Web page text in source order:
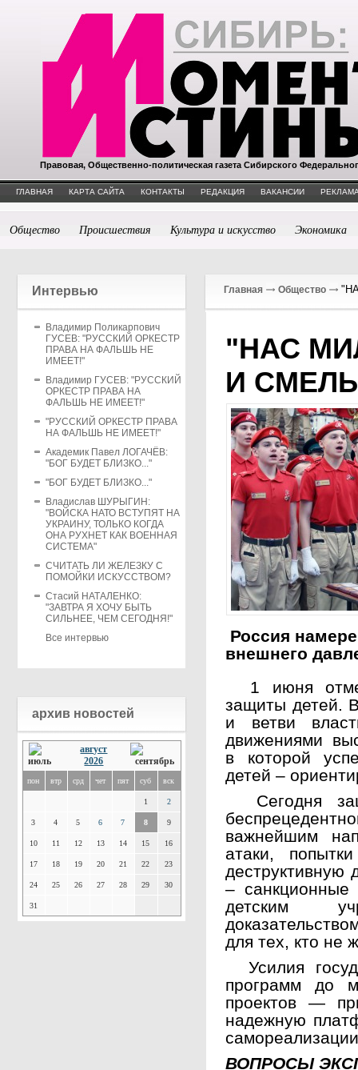
Правовая, Общественно-политическая газета Сибирского
ГЛАВНАЯ КАРТА САЙТА КОНТАКТЫ РЕДАКЦИЯ ВАКАНСИИ
Общество Происшествия Культура и искусство Экономика
Интервью
Владимир Поликарпович
ГУСЕВ: "РУССКИЙ ОРКЕСТР
ПРАВА НА ФАЛЬШЬ НЕ
ИМЕЕТ!"
Владимир ГУСЕВ: "РУССКИЙ
ОРКЕСТР ПРАВА НА
ФАЛЬШЬ НЕ ИМЕЕТ!"
"РУССКИЙ ОРКЕСТР ПРАВА
НА ФАЛЬШЬ НЕ ИМЕЕТ!"
Академик Павел ЛОГАЧЁВ:
"БОГ БУДЕТ БЛИЗКО..."
"БОГ БУДЕТ БЛИЗКО..."
Владислав ШУРЫГИН:
"ВОЙСКА НАТО ВСТУПЯТ НА
УКРАИНУ, ТОЛЬКО КОГДА
ОНА РУХНЕТ КАК ВОЕННАЯ
СИСТЕМА"
СЧИТАТЬ ЛИ ЖЕЛЕЗКУ С
ПОМОЙКИ ИСКУССТВОМ?
Стасий НАТАЛЕНКО:
"ЗАВТРА Я ХОЧУ БЫТЬ
СИЛЬНЕЕ, ЧЕМ СЕГОДНЯ!"
Все интервью
архив новостей
август
2026
пон втр срд чет пят суб вск
1 2
3 4 5 6 7 8 9
10 11 12 13 14 15 16
17 18 19 20 21 22 23
24 25 26 27 28 29 30
31
Главная Общество
"НАС
И
Россия
внешнего
1 июня
защиты детей.
и ветви
движениями
в которой
детей –
Сегодня
важнейшим
атаки,
деструктивную
– санкционные
детским
для тех, кто не
Усилия
программ до
проектов —
надежную
ВОПРОСЫ